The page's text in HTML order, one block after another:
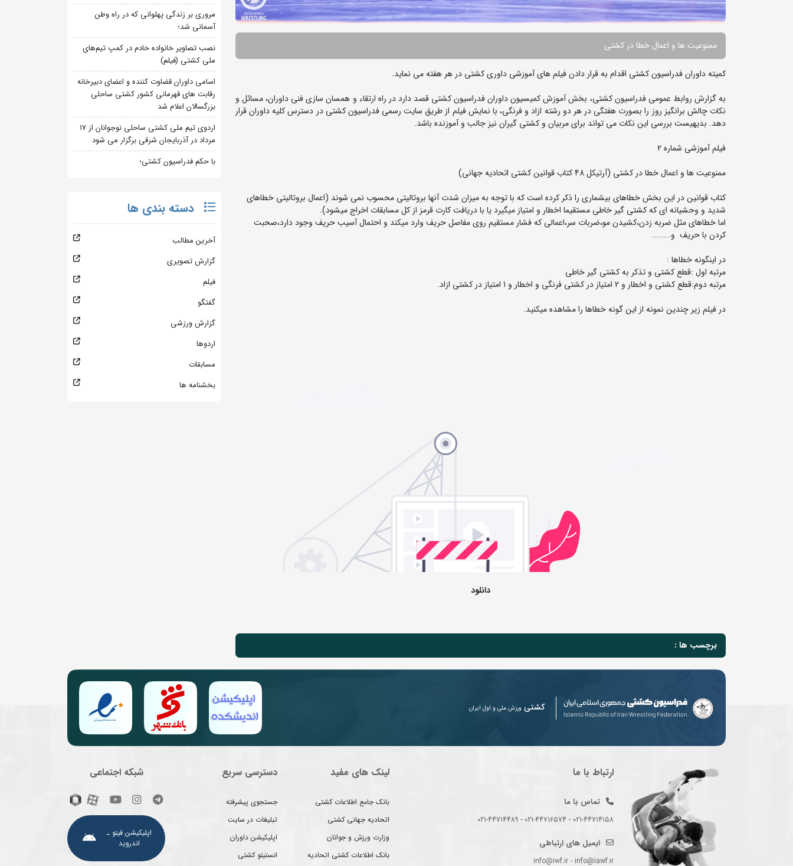
ممنوعیت ها و اعمال خطا در کشتی
کمیته داوران فدراسیون کشتی اقدام به قرار دادن فیلم های آموزشی داوری کشتی در هر هفته می نماید.
به گزارش روابط عمومی فدراسیون کشتی، بخش آموزش کمیسیون داوران فدراسیون کشتی قصد دارد در راه ارتقاء و همسان سازی فنی داوران، مسائل و
نکات چالش برانگیز روز را بصورت هفتگی در هر دو رشته ازاد و فرنگی، با نمایش فیلم از طریق سایت رسمی فدراسیون کشتی در دسترس کلیه داوران قرار
دهد. بدیهیست بررسی این نکات می تواند برای مربیان و کشتی گیران نیز جالب و آموزنده باشد.
فیلم آموزشی شماره 2
ممنوعیت ها و اعمال خطا در کشتی (آرتیکل 48 کتاب قوانین کشتی اتحادیه جهانی)
کتاب قوانین در این بخش خطاهای بیشماری را ذکر کرده است که با توجه به میزان شدت آنها بروتالیتی محسوب نمی شوند (اعمال بروتالیتی خطاهای
شدید و وحشیانه ای که کشتی گیر خاطی مستقیما اخطار و امتیاز میگیرد یا با دریافت کارت قرمز از کل مسابقات اخراج میشود).
اما خطاهای مثل ضربه زدن،کشیدن مو،ضربات سر،اعمالی که فشار مستقیم روی مفاصل حریف وارد میکند و احتمال آسیب حریف وجود دارد،صحبت
کردن با حریف و........
در اینگونه خطاها :
مرتبه اول :قطع کشتی و تذکر به کشتی گیر خاطی
مرتبه دوم:قطع کشتی و اخطار و 2 امتیاز در کشتی فرنگی و اخطار و 1 امتیاز در کشتی ازاد.
در فیلم زیر چندین نمونه از این گونه خطاها را مشاهده میکنید.
دانلود
برچسب ها :
مروری بر زندگی پهلوانی که در راه وطن
آسمانی شد؛
نصب تصاویر خانواده خادم در کمپ تیم‌های
ملی کشتی (فیلم)
اسامی داوران قضاوت کننده و اعضای دبیرخانه
رقابت های قهرمانی کشور کشتی ساحلی
بزرگسالان اعلام شد
اردوی تیم ملی کشتی ساحلی نوجوانان از 17
مرداد در آذربایجان شرقی برگزار می شود
با حکم فدراسیون کشتی؛
دسته بندی ها
آخرین مطالب
گزارش تصویری
فیلم
گفتگو
گزارش ورزشی
اردوها
مسابقات
بخشنامه ها
کشتی ورزش ملی و اول ایران
ارتباط با ما
تماس با ما
021-44714158 - 021-44716574 - 021-44714489
ایمیل های ارتباطی
info@iwf.ir - info@iawf.ir
لینک های مفید
بانک جامع اطلاعات کشتی
اتحادیه جهانی کشتی
وزارت ورزش و جوانان
بانک اطلاعات کشتی اتحادیه
دسترسی سریع
جستجوی پیشرفته
تبلیغات در سایت
اپلیکیشن داوران
انستیتو کشتی
شبکه اجتماعی
اپلیکیشن فیتو ـ
اندروید